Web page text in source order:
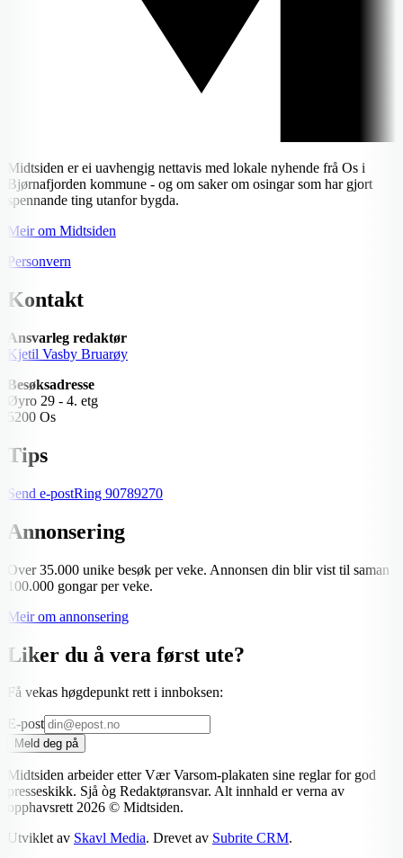
Midtsiden er ei uavhengig nettavis med lokale nyhende frå Os i
Bjørnafjorden kommune - og om saker om osingar som har gjort
spennande ting utanfor bygda.
Meir om Midtsiden
Personvern
Kontakt
Ansvarleg redaktør
Kjetil Vasby Bruarøy
Besøksadresse
Øyro 29 - 4. etg
5200 Os
Tips
Send e-postRing 90789270
Annonsering
Over 35.000 unike besøk per veke. Annonsen din blir vist til saman
100.000 gongar per veke.
Meir om annonsering
Liker du å vera først ute?
Få vekas høgdepunkt rett i innboksen:
E-post
Meld deg på
Midtsiden arbeider etter Vær Varsom-plakaten sine reglar for god
presseskikk. Sjå òg Redaktøransvar. Alt innhald er verna av
opphavsrett2026 © Midtsiden.
Utviklet av Skavl Media. Drevet av Subrite CRM.